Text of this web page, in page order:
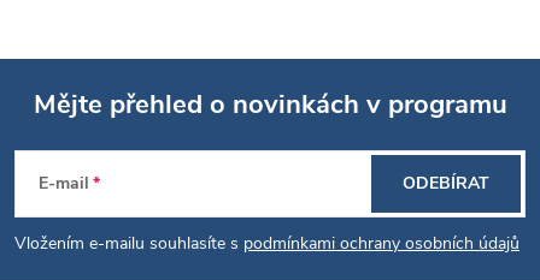
Z
á
Mějte přehled o novinkách v programu
E-mail
Vložením e-mailu souhlasíte s podmínkami ochrany osobních údajů
ODEBÍRAT